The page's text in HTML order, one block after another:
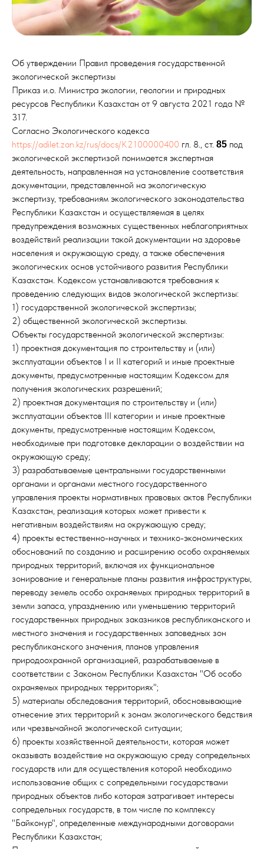
Об утверждении Правил проведения государственной
экологической экспертизы
Приказ и.о. Министра экологии, геологии и природных
ресурсов Республики Казахстан от 9 августа 2021 года №
317.
Согласно Экологического кодекса
https://adilet.zan.kz/rus/docs/K2100000400 гл. 8., ст. 85 под
экологической экспертизой понимается экспертная
деятельность, направленная на установление соответствия
документации, представленной на экологическую
экспертизу, требованиям экологического законодательства
Республики Казахстан и осуществляемая в целях
предупреждения возможных существенных неблагоприятных
воздействий реализации такой документации на здоровье
населения и окружающую среду, а также обеспечения
экологических основ устойчивого развития Республики
Казахстан. Кодексом устанавливаются требования к
проведению следующих видов экологической экспертизы:
1) государственной экологической экспертизы;
2) общественной экологической экспертизы.
Объекты государственной экологической экспертизы:
1) проектная документация по строительству и (или)
эксплуатации объектов I и II категорий и иные проектные
документы, предусмотренные настоящим Кодексом для
получения экологических разрешений;
2) проектная документация по строительству и (или)
эксплуатации объектов III категории и иные проектные
документы, предусмотренные настоящим Кодексом,
необходимые при подготовке декларации о воздействии на
окружающую среду;
3) разрабатываемые центральными государственными
органами и органами местного государственного
управления проекты нормативных правовых актов Республики
Казахстан, реализация которых может привести к
негативным воздействиям на окружающую среду;
4) проекты естественно-научных и технико-экономических
обоснований по созданию и расширению особо охраняемых
природных территорий, включая их функциональное
зонирование и генеральные планы развития инфраструктуры,
переводу земель особо охраняемых природных территорий в
земли запаса, упразднению или уменьшению территорий
государственных природных заказников республиканского и
местного значения и государственных заповедных зон
республиканского значения, планов управления
природоохранной организацией, разрабатываемые в
соответствии с Законом Республики Казахстан "Об особо
охраняемых природных территориях";
5) материалы обследования территорий, обосновывающие
отнесение этих территорий к зонам экологического бедствия
или чрезвычайной экологической ситуации;
6) проекты хозяйственной деятельности, которая может
оказывать воздействие на окружающую среду сопредельных
государств или для осуществления которой необходимо
использование общих с сопредельными государствами
природных объектов либо которая затрагивает интересы
сопредельных государств, в том числе по комплексу
"Байконур", определенные международными договорами
Республики Казахстан;